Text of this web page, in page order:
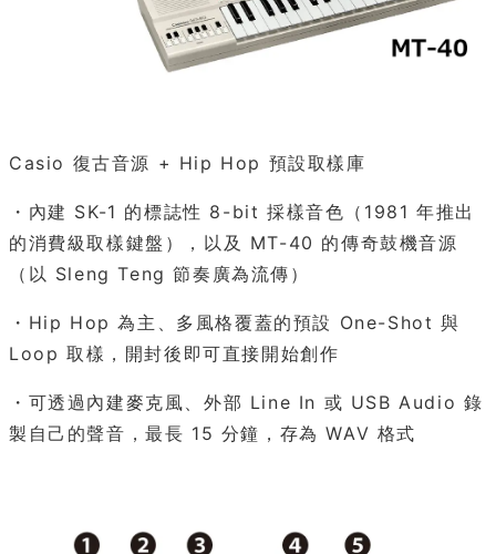
Casio 復古音源 + Hip Hop 預設取樣庫
・內建 SK-1 的標誌性 8-bit 採樣音色（1981 年推出
的消費級取樣鍵盤），以及 MT-40 的傳奇鼓機音源
（以 Sleng Teng 節奏廣為流傳）
・Hip Hop 為主、多風格覆蓋的預設 One-Shot 與
Loop 取樣，開封後即可直接開始創作
・可透過內建麥克風、外部 Line In 或 USB Audio 錄
製自己的聲音，最長 15 分鐘，存為 WAV 格式